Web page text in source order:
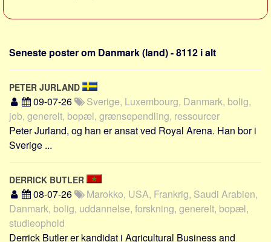
Køb og salg
Økonomi
Jura og regler
Skatter og afgifter
Statistik
Praktisk
Alle
Meta
Dokumenttyper
Emner
Seneste poster om Danmark (land) - 8112 i alt
PETER JURLAND
09-07-26
Sverige, Luxembourg, Danmark, bolig,
job, generelt, bopæl, grænsependling, ressourcer
Peter Jurland, og han er ansat ved Royal Arena. Han bor i
Sverige ...
DERRICK BUTLER
08-07-26
Marokko, USA, Frankrig, Saudi Arabien,
Danmark, bolig, uddannelse, forskning, generelt, bopæl,
studieophold
Derrick Butler er kandidat i Agricultural Business and